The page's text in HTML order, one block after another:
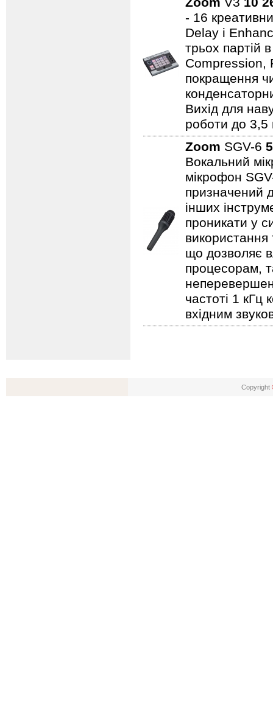
- 16
Delay і
трьох партій
Compression,
покращення
Вихід для
роботи до 3,5
Zoom SGV-6
Вокальний
мікрофон
призначений
інших
проникати у
що дозволяє
процесорам,
частоті 1 кГц
вхідним
Copyright